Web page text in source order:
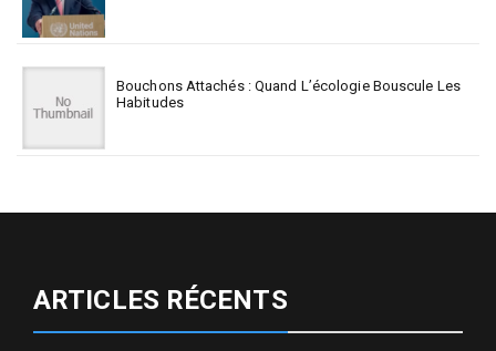
Bouchons Attachés : Quand L’écologie Bouscule Les
Habitudes
ARTICLES RÉCENTS